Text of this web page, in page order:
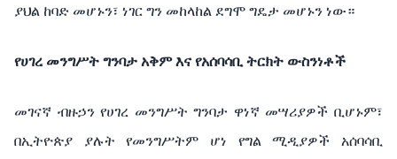
ያህል ከባድ መሆኑን፣ ነገር ግን መከላከል ደግሞ ግዴታ መሆኑን ነው።
የሀገረ መንግሥት ግንባታ አቅም እና የአሰባሳቢ ትርክት ውስንነቶች
መገናኛ ብዙኃን የሀገረ መንግሥት ግንባታ ዋነኛ መሣሪያዎች ቢሆኑም፣
በኢትዮጵያ ያሉት የመንግሥትም ሆነ የግል ሚዲያዎች አሰባሳቢ